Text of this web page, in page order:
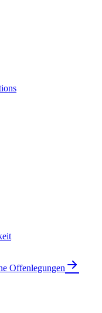
Offenlegungen